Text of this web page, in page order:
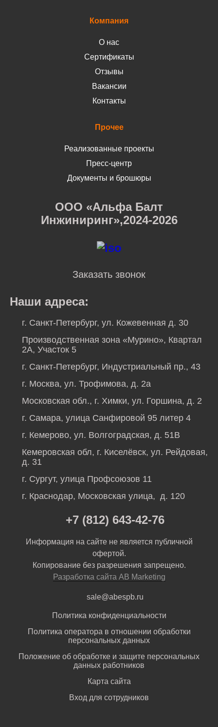
Компания
О нас
Сертификаты
Отзывы
Вакансии
Контакты
Прочее
Реализованные проекты
Пресс-центр
Документы и брошюры
ООО «Альфа Балт
Инжиниринг»,2024-2026
Заказать звонок
Наши адреса:
г. Санкт-Петербург, ул. Кожевенная д. 30
Производственная зона «Мурино», Квартал
2А, Участок 5
г. Санкт-Петербург, Индустриальный пр., 43
г. Москва, ул. Трофимова, д. 2а
Московская обл., г. Химки, ул. Горшина, д. 2
г. Самара, улица Санфировой 95 литер 4
г. Кемерово, ул. Волгоградская, д. 51В
Кемеровская обл, г. Киселёвск, ул. Рейдовая,
д. 31
г. Сургут, улица Профсоюзов 11
г. Краснодар, Московская улица, д. 120
+7 (812) 643-42-76
Информация на сайте не является публичной
офертой.
Копирование без разрешения запрещено.
Разработка сайта AB Marketing
sale@abespb.ru
Политика конфиденциальности
Политика оператора в отношении обработки
персональных данных
Положение об обработке и защите персональных
данных работников
Карта сайта
Вход для сотрудников